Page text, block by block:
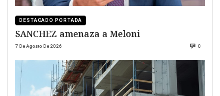
DESTACADO PORTADA
SANCHEZ amenaza a Meloni
7 De Agosto De 2026 0